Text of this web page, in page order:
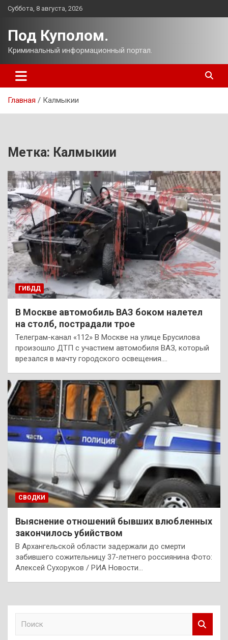
Перейти
Суббота, 8 августа, 2026
Под Куполом.
Криминальный информационный портал.
Главная Калмыкии
Метка: Калмыкии
ГИБДД
В Москве автомобиль ВАЗ боком налетел
на столб, пострадали трое
Телеграм-канал «112» В Москве на улице Брусилова
произошло ДТП с участием автомобиля ВАЗ, который
врезался в мачту городского освещения.…
СВОДКИ
Выяснение отношений бывших влюбленных
закончилось убийством
В Архангельской области задержали до смерти
забившего сожительницу 37-летнего россиянина Фото:
Алексей Сухоруков / РИА Новости…